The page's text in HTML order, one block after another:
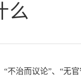
么
不治而议论”、“无